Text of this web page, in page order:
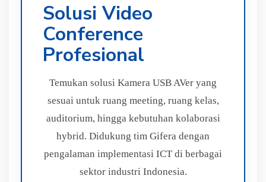
Solusi Video
Conference
Profesional
Temukan solusi Kamera USB AVer yang
sesuai untuk ruang meeting, ruang kelas,
auditorium, hingga kebutuhan kolaborasi
hybrid. Didukung tim Gifera dengan
pengalaman implementasi ICT di berbagai
sektor industri Indonesia.